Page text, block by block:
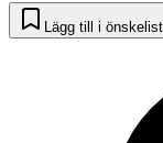
Lägg till i